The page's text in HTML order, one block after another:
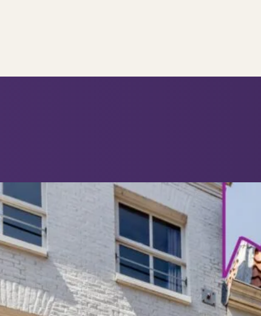
succesvolle verkoop
droomwoning
eisen
discreet..
om specialistische kennis...
ons netwerk
én beheer op maat